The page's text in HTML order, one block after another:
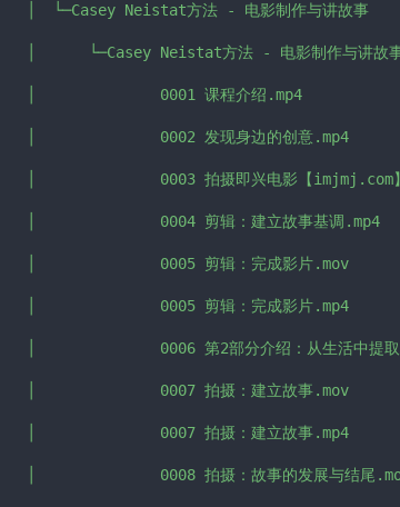
│  └─Casey Neistat方法 - 电影制作与讲故事
│      └─Casey Neistat方法 - 电影制作与讲故
│              0001 课程介绍.mp4
│              0002 发现身边的创意.mp4
│              0003 拍摄即兴电影【imjmj.com
│              0004 剪辑：建立故事基调.mp4
│              0005 剪辑：完成影片.mov
│              0005 剪辑：完成影片.mp4
│              0006 第2部分介绍：从生活中提取
│              0007 拍摄：建立故事.mov
│              0007 拍摄：建立故事.mp4
│              0008 拍摄：故事的发展与结尾